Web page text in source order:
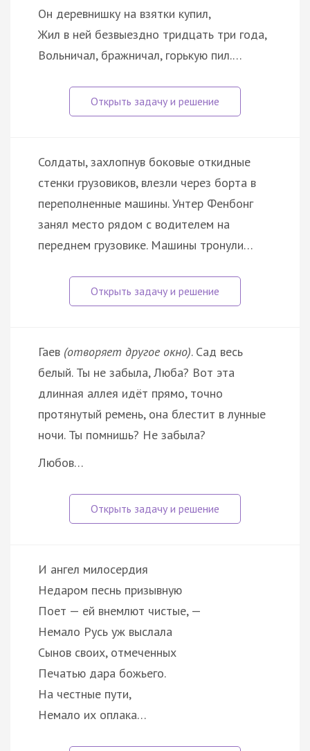
Он деревнишку на взятки купил,
Жил в ней безвыездно тридцать три года,
Вольничал, бражничал, горькую пил.…
Солдаты, захлопнув боковые откидные
стенки грузовиков, влезли через борта в
переполненные машины. Унтер Фенбонг
занял место рядом с водителем на
переднем грузовике. Машины тронули…
Гаев (отворяет другое окно). Сад весь
белый. Ты не забыла, Люба? Вот эта
длинная аллея идёт прямо, точно
протянутый ремень, она блестит в лунные
ночи. Ты помнишь? Не забыла?
Любов…
И ангел милосердия
Недаром песнь призывную
Поет — ей внемлют чистые, —
Немало Русь уж выслала
Сынов своих, отмеченных
Печатью дара божьего.
На честные пути,
Немало их оплака…